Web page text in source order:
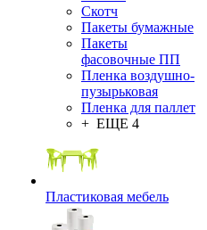
Скотч
Пакеты бумажные
Пакеты
фасовочные ПП
Пленка воздушно-
пузырьковая
Пленка для паллет
+ ЕЩЕ 4
Пластиковая мебель